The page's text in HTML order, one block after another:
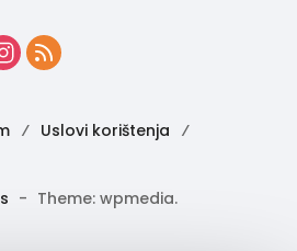
Uslovi korištenja
- Theme: wpmedia.